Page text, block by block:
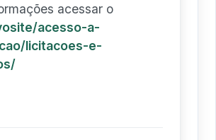
acessar o
acesso-a-
licitacoes-e-